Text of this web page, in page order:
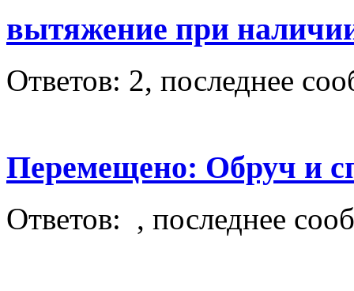
вытяжение при
Ответов: 2, последнее
Перемещено: Обруч и
Ответов: , последнее